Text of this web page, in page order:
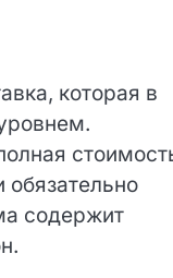
которая в
содержит